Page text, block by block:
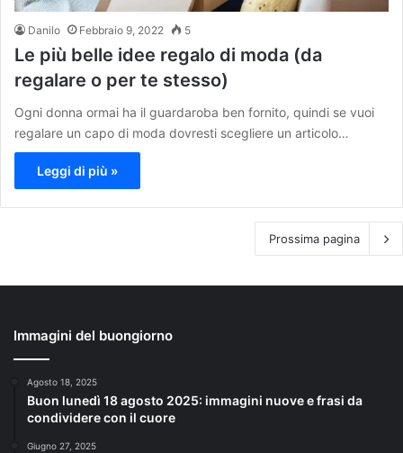
Danilo Febbraio 9, 2022 5
Le più belle idee regalo di moda (da
regalare o per te stesso)
Ogni donna ormai ha il guardaroba ben fornito, quindi se vuoi
regalare un capo di moda dovresti scegliere un articolo…
Leggi di più »
Prossima pagina
Immagini del buongiorno
Agosto 18, 2025
Buon lunedì 18 agosto 2025: immagini nuove e frasi da
condividere con il cuore
Giugno 27, 2025